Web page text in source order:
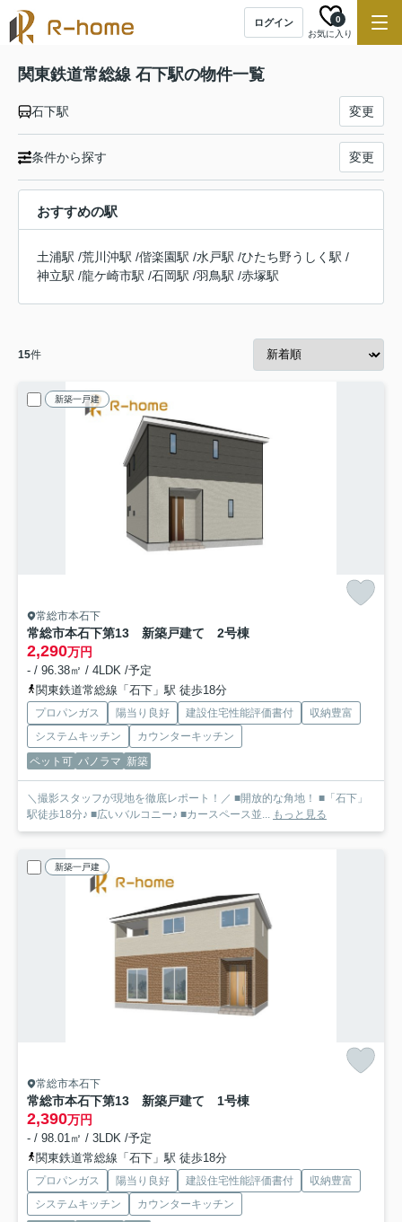
ログイン
お気に入り
0
関東鉄道常総線 石下駅の物件一覧
石下駅 変更
条件から探す 変更
おすすめの駅
土浦駅 /荒川沖駅 /偕楽園駅 /水戸駅 /ひたち野うしく駅 /
神立駅 /龍ケ崎市駅 /石岡駅 /羽鳥駅 /赤塚駅
15件
新築一戸建
常総市本石下
常総市本石下第13 新築戸建て 2号棟
2,290万円
- / 96.38㎡ / 4LDK /予定
関東鉄道常総線「石下」駅 徒歩18分
プロパンガス 陽当り良好 建設住宅性能評価書付
収納豊富
システムキッチン
カウンターキッチン
ペット可 パノラマ 新築
＼撮影スタッフが現地を徹底レポート！／ ■開放的な角地！ ■「石下」
駅徒歩18分♪ ■広いバルコニー♪ ■カースペース並... もっと見る
新築一戸建
常総市本石下
常総市本石下第13 新築戸建て 1号棟
2,390万円
- / 98.01㎡ / 3LDK /予定
関東鉄道常総線「石下」駅 徒歩18分
プロパンガス 陽当り良好 建設住宅性能評価書付
収納豊富
システムキッチン
カウンターキッチン